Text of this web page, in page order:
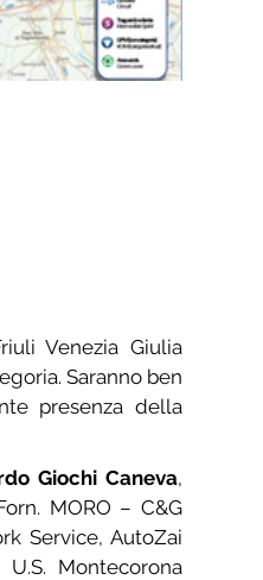
Venezia Giulia
Saranno ben
presenza della
Giochi Caneva,
MORO – C&G
Service, AutoZai
Montecorona